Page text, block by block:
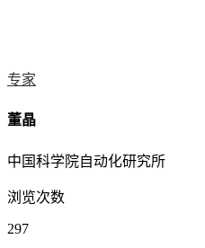
专家
董晶
中国科学院自动化研究所
浏览次数
297